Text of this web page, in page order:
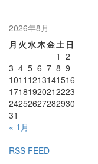
2026年8月
月 火水木金土 日
1 2
3 4 5 6 7 8 9
1011 1213141516
17181920212223
24252627282930
31
« 1月
RSS FEED